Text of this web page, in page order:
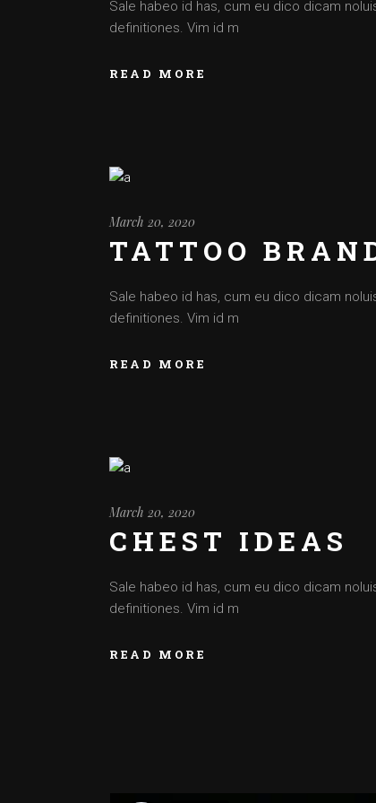
Sale habeo id has, cum eu dico dicam
definitiones. Vim id m
READ MORE
March 20, 2020
TATTOO
Sale habeo id has, cum eu dico dicam
definitiones. Vim id m
READ MORE
March 20, 2020
CHEST IDEAS
Sale habeo id has, cum eu dico dicam
definitiones. Vim id m
READ MORE